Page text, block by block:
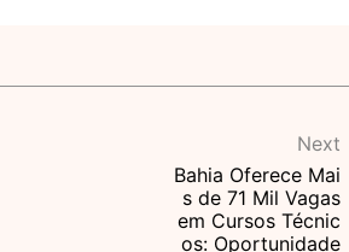
Next
Bahia Oferece Mai
s de 71 Mil Vagas
em Cursos Técnic
os: Oportunidade